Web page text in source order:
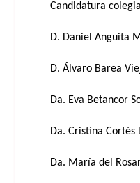
Candidatura
D. Daniel Anguita
D. Álvaro Barea
Da. Eva Betancor
Da. Cristina Cortés
Da. María del